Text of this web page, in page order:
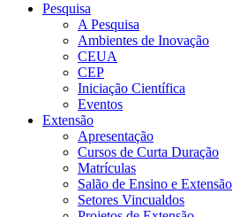
Pesquisa
A Pesquisa
Ambientes de Inovação
CEUA
CEP
Iniciação Científica
Eventos
Extensão
Apresentação
Cursos de Curta Duração
Matrículas
Salão de Ensino e Extensão
Setores Vincualdos